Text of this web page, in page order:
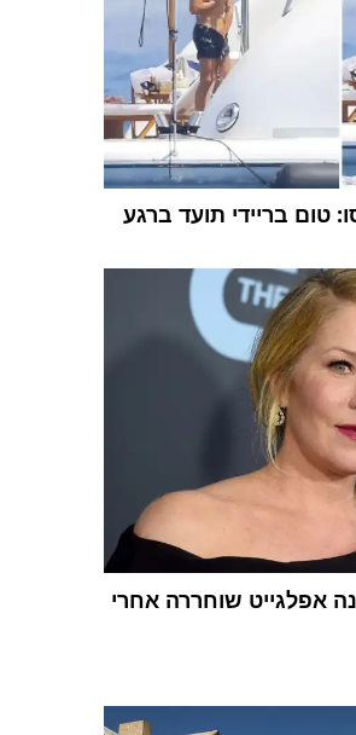
טום בריידי תועד ברגע
אפלגייט שוחררה אחרי